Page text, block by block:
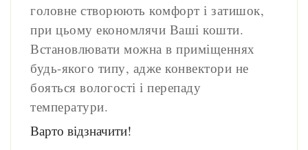
головне створюють комфорт і затишок,
при цьому економлячи Ваші кошти.
Встановлювати можна в приміщеннях
будь-якого типу, адже конвектори не
бояться вологості і перепаду
температури.
Варто відзначити!